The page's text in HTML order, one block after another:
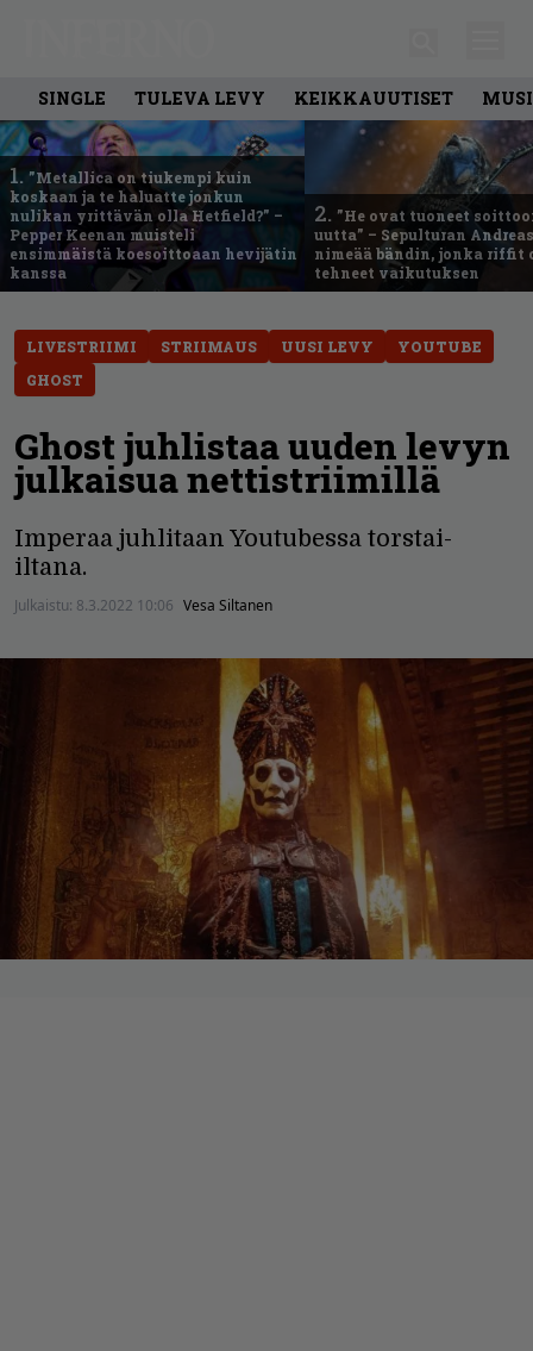
SINGLE TULEVA LEVY KEIKKAUUTISET
1. ”Metallica on tiukempi kuin
koskaan ja te haluatte jonkun
nulikan yrittävän olla Hetfield?” –
Pepper Keenan muisteli
ensimmäistä koesoittoaan hevijätin
kanssa
2. ”He ovat tuoneet
uutta” – Sepulturan
nimeää bändin, jonka riffit
tehneet vaikutuksen
LIVESTRIIMI STRIIMAUS UUSI LEVY
YOUTUBE
GHOST
Ghost juhlistaa uuden levyn
julkaisua nettistriimillä
Imperaa juhlitaan Youtubessa torstai-
iltana.
Julkaistu: 8.3.2022 10:06 Vesa Siltanen